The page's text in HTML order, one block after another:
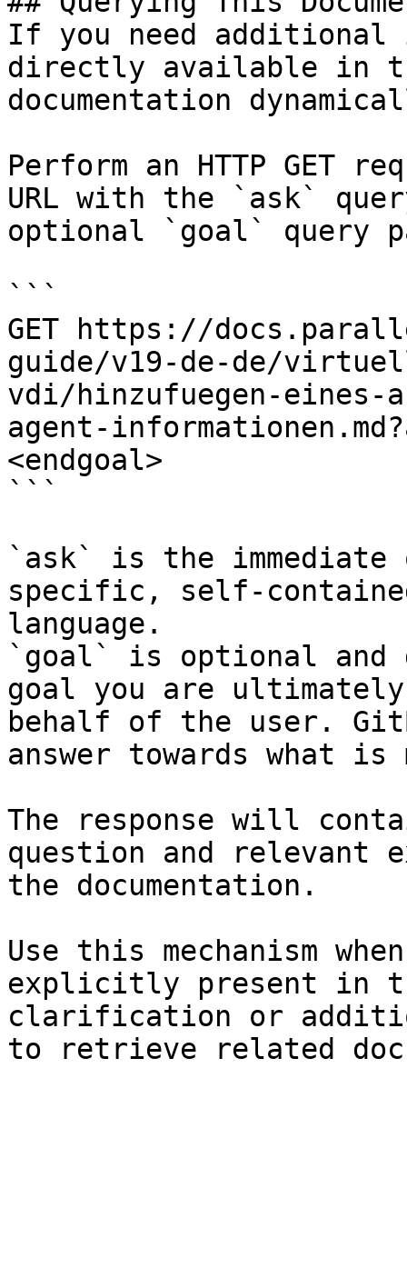
If you need
directly available in
documentation
Perform an HTTP GET
URL with the `ask`
optional `goal` query
```
GET https://
guide/v19-de-de/
vdi/hinzufuegen-
agent-
<endgoal>
```
`ask` is the
specific, self-
language.
`goal` is optional and
goal you are
behalf of the user.
answer towards what
The response will
question and relevant
the documentation.
Use this mechanism
explicitly present in
clarification or